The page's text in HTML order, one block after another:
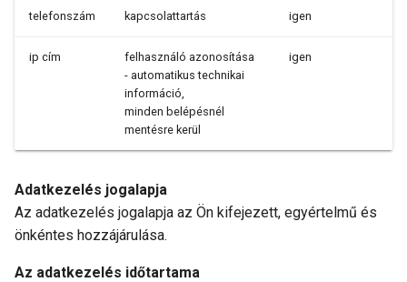
telefonszám kapcsolattartás igen
ip cím
felhasználó azonosítása
- automatikus technikai
információ,
minden belépésnél
mentésre kerül
igen
Adatkezelés jogalapja
Az adatkezelés jogalapja az Ön kifejezett, egyértelmű és
önkéntes hozzájárulása.
Az adatkezelés időtartama